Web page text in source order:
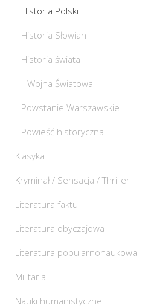
Historia Polski
Historia Słowian
Historia świata
II Wojna Światowa
Powstanie Warszawskie
Powieść historyczna
Klasyka
Kryminał / Sensacja / Thriller
Literatura faktu
Literatura obyczajowa
Literatura popularnonaukowa
Militaria
Nauki humanistyczne